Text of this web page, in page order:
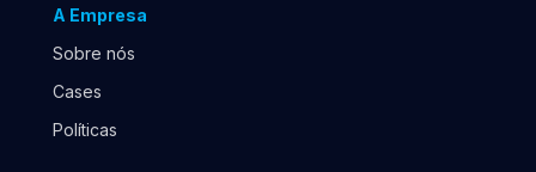
A Empresa
Sobre nós
Cases
Políticas